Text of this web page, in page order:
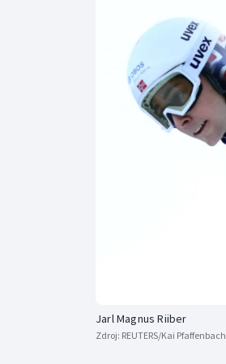
Jarl Magnus Riiber
Zdroj: REUTERS/Kai Pfaffenbach